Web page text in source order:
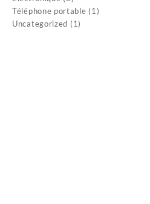
Téléphone portable (1)
Uncategorized (1)